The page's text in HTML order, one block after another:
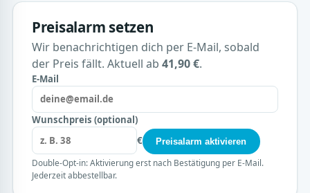
Preisalarm setzen
Wir benachrichtigen dich per E-Mail, sobald
der Preis fällt. Aktuell ab 41,90 €.
E-Mail
Wunschpreis (optional)
€
Preisalarm aktivieren
Double-Opt-in: Aktivierung erst nach Bestätigung per E-Mail.
Jederzeit abbestellbar.